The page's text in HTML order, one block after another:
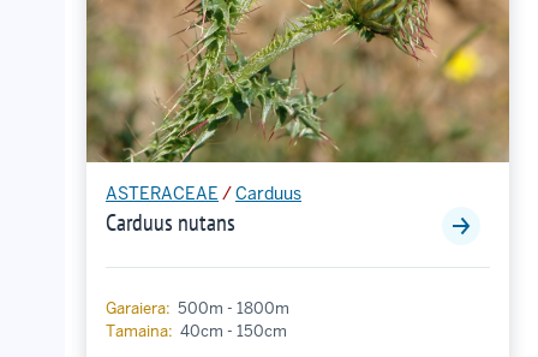
ASTERACEAE /Carduus
Carduus nutans
Garaiera: 500m - 1800m
Tamaina: 40cm - 150cm